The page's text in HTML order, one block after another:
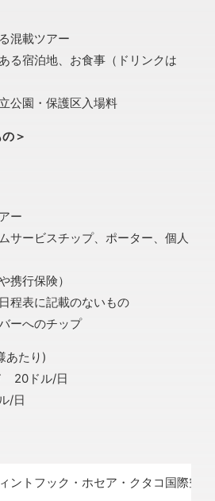
混載ツアー
る宿泊地、お食事（ドリンクは
公園・保護区入場料
＞
ー
サービスチップ、ポーター、個人
携行保険）
程表に記載のないもの
ーへのチップ
あたり)
20ドル/日
/日
ントフック・ホセア・クタコ国際空